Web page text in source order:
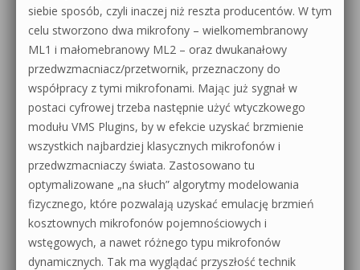
siebie sposób, czyli inaczej niż reszta producentów. W tym
celu stworzono dwa mikrofony – wielkomembranowy
ML1 i małomebranowy ML2 – oraz dwukanałowy
przedwzmacniacz/przetwornik, przeznaczony do
współpracy z tymi mikrofonami. Mając już sygnał w
postaci cyfrowej trzeba następnie użyć wtyczkowego
modułu VMS Plugins, by w efekcie uzyskać brzmienie
wszystkich najbardziej klasycznych mikrofonów i
przedwzmacniaczy świata. Zastosowano tu
optymalizowane „na słuch” algorytmy modelowania
fizycznego, które pozwalają uzyskać emulację brzmień
kosztownych mikrofonów pojemnościowych i
wstęgowych, a nawet różnego typu mikrofonów
dynamicznych. Tak ma wyglądać przyszłość technik